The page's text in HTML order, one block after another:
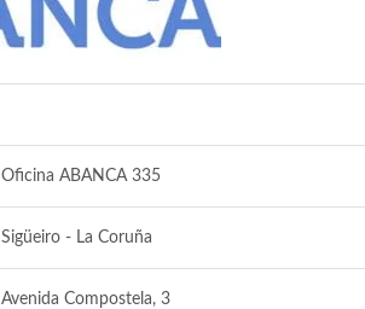
Oficina ABANCA 335
Sigüeiro - La Coruña
Avenida Compostela, 3